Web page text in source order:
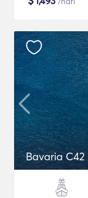
Bavaria C42